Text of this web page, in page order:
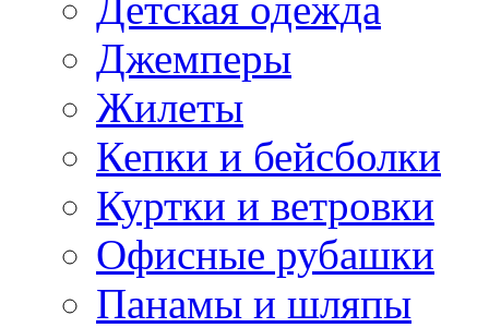
Джемперы
Жилеты
Кепки и бейсболки
Куртки и ветровки
Офисные рубашки
Панамы и шляпы